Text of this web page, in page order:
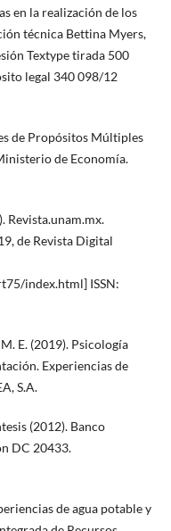
en la realización de los
técnica Bettina Myers,
Textype tirada 500
legal 340 098/12
de Propósitos Múltiples
de Economía.
Revista.unam.mx.
de Revista Digital
index.html] ISSN:
E. (2019). Psicología
Experiencias de
S.A.
(2012). Banco
DC 20433.
de agua potable y